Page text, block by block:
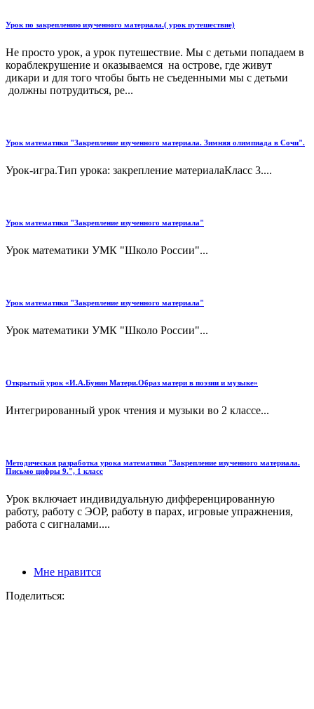
Урок по закреплению изученного материала.( урок путешествие)
Не просто урок, а урок путешествие. Мы с детьми попадаем в
кораблекрушение и оказываемся на острове, где живут
дикари и для того чтобы быть не съеденными мы с детьми
должны потрудиться, ре...
Урок математики "Закрепление изученного материала. Зимняя олимпиада в Сочи".
Урок-игра.Тип урока: закрепление материалаКласс 3....
Урок математики "Закрепление изученного материала"
Урок математики УМК "Школо России"...
Урок математики "Закрепление изученного материала"
Урок математики УМК "Школо России"...
Открытый урок «И.А.Бунин Матери.Образ матери в поэзии и музыке»
Интегрированный урок чтения и музыки во 2 классе...
Методическая разработка урока математики "Закрепление изученного материала.
Письмо цифры 9.", 1 класс
Урок включает индивидуальную дифференцированную
работу, работу с ЭОР, работу в парах, игровые упражнения,
работа с сигналами....
Мне нравится
Поделиться: